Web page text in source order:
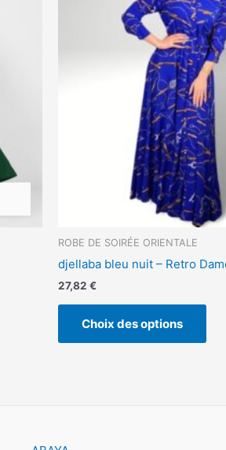
ROBE DE SOIRÉE ORIENTALE
djellaba bleu nuit – Retro
27,82 €
Choix des options
Les
être
sur
la
page
du